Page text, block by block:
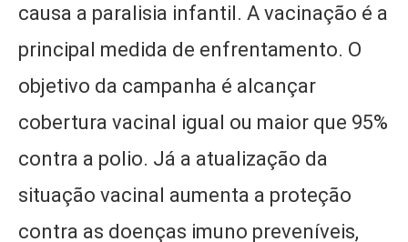
causa a paralisia infantil. A vacinação é a
principal medida de enfrentamento. O
objetivo da campanha é alcançar
cobertura vacinal igual ou maior que 95%
contra a polio. Já a atualização da
situação vacinal aumenta a proteção
contra as doenças imuno preveníveis,